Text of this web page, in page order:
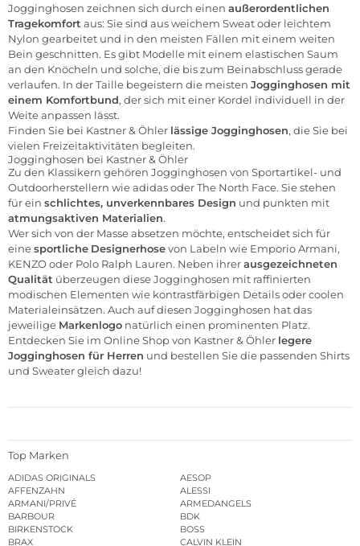
Jogginghosen zeichnen sich durch einen außerordentlichen
Tragekomfort aus: Sie sind aus weichem Sweat oder leichtem
Nylon gearbeitet und in den meisten Fällen mit einem weiten
Bein geschnitten. Es gibt Modelle mit einem elastischen Saum
an den Knöcheln und solche, die bis zum Beinabschluss gerade
verlaufen. In der Taille begeistern die meisten Jogginghosen mit
einem Komfortbund, der sich mit einer Kordel individuell in der
Weite anpassen lässt.
Finden Sie bei Kastner & Öhler lässige Jogginghosen, die Sie bei
vielen Freizeitaktivitäten begleiten.
Jogginghosen bei Kastner & Öhler
Zu den Klassikern gehören Jogginghosen von Sportartikel- und
Outdoorherstellern wieadidasoderThe North Face. Sie stehen
für ein schlichtes, unverkennbares Design und punkten mit
atmungsaktiven Materialien.
Wer sich von der Masse absetzen möchte, entscheidet sich für
einesportliche Designerhosevon Labeln wie Emporio Armani,
KENZOoder Polo Ralph Lauren. Neben ihrerausgezeichneten
Qualität überzeugen diese Jogginghosen mit raffinierten
modischen Elementen wie kontrastfärbigen Details oder coolen
Materialeinsätzen. Auch auf diesen Jogginghosen hat das
jeweilige Markenlogo natürlich einen prominenten Platz.
Entdecken Sie im Online Shop von Kastner & Öhler legere
Jogginghosen für Herren und bestellen Sie die passenden Shirts
und Sweater gleich dazu!
Top Marken
ADIDAS ORIGINALS
AESOP
AFFENZAHN
ALESSI
ARMANI/PRIVÉ
ARMEDANGELS
BARBOUR
BDK
BIRKENSTOCK
BOSS
BRAX
CALVIN KLEIN